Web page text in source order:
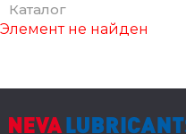
Каталог
Элемент не найден